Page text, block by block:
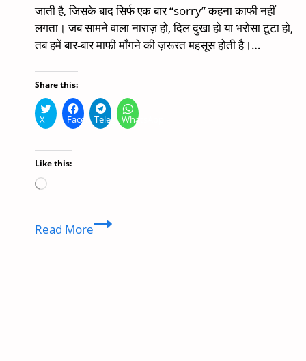
जाती है, जिसके बाद सिर्फ एक बार “sorry” कहना काफी नहीं
लगता। जब सामने वाला नाराज़ हो, दिल दुखा हो या भरोसा टूटा हो,
तब हमें बार-बार माफी माँगने की ज़रूरत महसूस होती है।…
Share this:
X FacebookTelegramWhatsApp
Like this:
Loading…
Read MoreSorry